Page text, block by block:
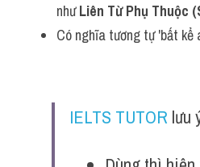
như Liên Từ Phụ Thuộc
Có nghĩa tương tự 'bất kể
IELTS TUTOR lưu